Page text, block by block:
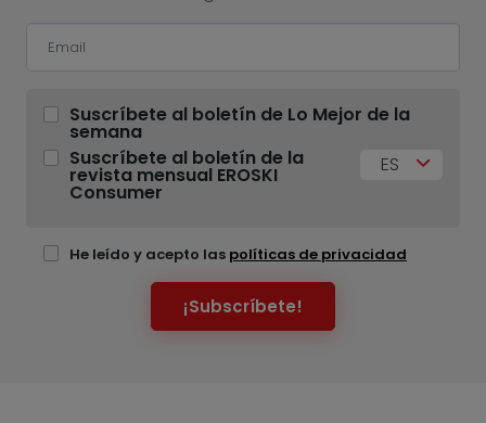
Suscríbete al boletín de Lo Mejor de la
semana
Suscríbete al boletín de la
revista mensual EROSKI
Consumer
ES
He leído y acepto las políticas de privacidad
¡Subscríbete!